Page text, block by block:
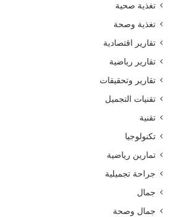
تغذية صحية
تغذية وصحة
تقارير اقتصادية
تقارير رياضية
تقارير وتحقيقات
تقنيات التجميل
تقنية
تكنولوجيا
تمارين رياضية
جراحة تجميلية
جمال
جمال وصحة